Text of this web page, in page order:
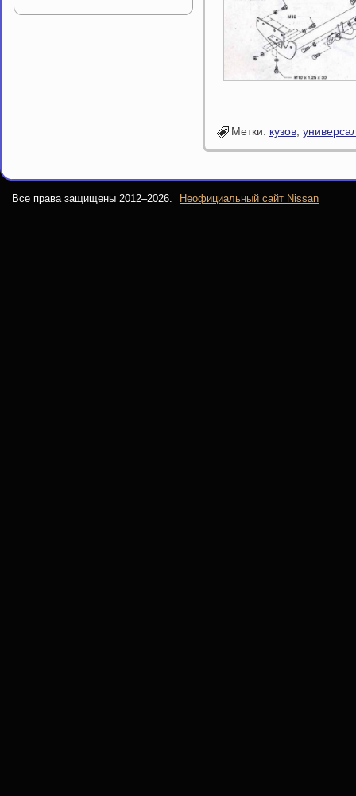
Метки: кузов
Все права защищены 2012–2026. Неофициальный сайт Nissan